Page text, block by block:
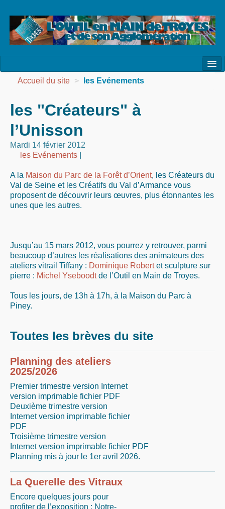
l’Association
les Evénements
les Réalisations
Agenda
Contact
Accueil du site > les Evénements
les "Créateurs" à
l’Unisson
Mardi 14 février 2012
les Evénements
A la Maison du Parc de la Forêt d’Orient, les Créateurs du
Val de Seine et les Créatifs du Val d’Armance vous
proposent de découvrir leurs œuvres, plus étonnantes les
unes que les autres.
Jusqu’au 15 mars 2012, vous pourrez y retrouver, parmi
beaucoup d’autres les réalisations des animateurs des
ateliers vitrail Tiffany : Dominique Robertet sculpture sur
pierre : Michel Yseboodtde l’Outil en Main de Troyes.
Tous les jours, de 13h à 17h, à la Maison du Parc à
Piney.
Toutes les brèves du site
Planning des ateliers
2025/2026
Premier trimestre version Internet
version imprimable fichier PDF
Deuxième trimestre version
Internet version imprimable fichier
PDF
Troisième trimestre version
Internet version imprimable fichier PDF
Planning mis à jour le 1er avril 2026.
La Querelle des Vitraux
Encore quelques jours pour
profiter de l’exposition : Notre-